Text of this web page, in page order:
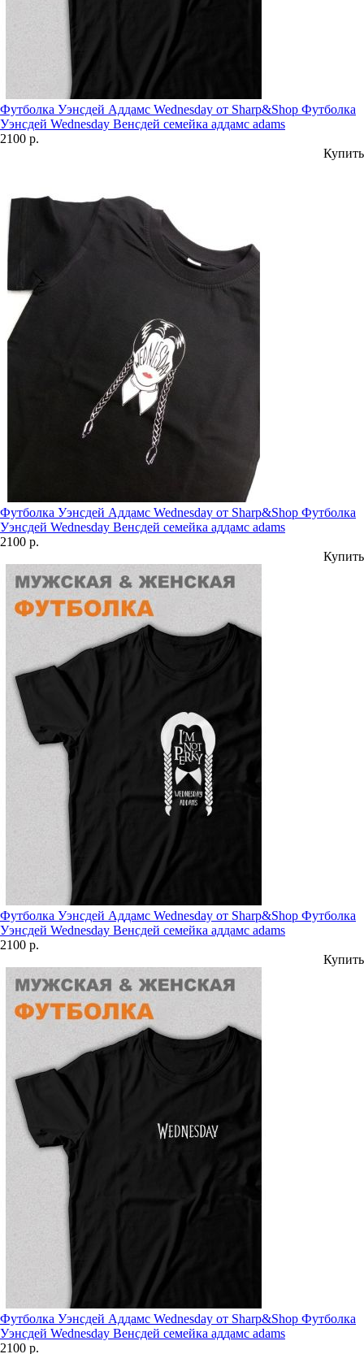
Футболка Уэнсдей Аддамс Wednesday от Sharp&Shop Футболка
Уэнсдей Wednesday Венсдей семейка аддамс adams
2100 р.
Купить
Футболка Уэнсдей Аддамс Wednesday от Sharp&Shop Футболка
Уэнсдей Wednesday Венсдей семейка аддамс adams
2100 р.
Купить
Футболка Уэнсдей Аддамс Wednesday от Sharp&Shop Футболка
Уэнсдей Wednesday Венсдей семейка аддамс adams
2100 р.
Купить
Футболка Уэнсдей Аддамс Wednesday от Sharp&Shop Футболка
Уэнсдей Wednesday Венсдей семейка аддамс adams
2100 р.